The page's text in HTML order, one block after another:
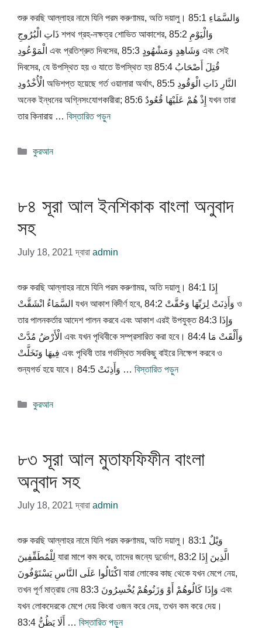
শুরু করছি আল্লাহর নামে যিনি পরম করুণাময়, অতি দয়ালু। 85:1 وَالسَّمَاءِ
ذَاتِ الْبُرُوجِ শপথ গ্রহ-নক্ষত্র শোভিত আকাশের, 85:2 وَالْيَوْمِ
الْمَوْعُودِ এবং প্রতিশ্রুত দিবসের, 85:3 وَشَاهِدٍ وَمَشْهُودٍ এবং সেই
দিবসের, যে উপস্থিত হয় ও যাতে উপস্থিত হয় 85:4 قُتِلَ أَصْحَابُ
الْأُخْدُودِ অভিশপ্ত হয়েছে গর্ত ওয়ালারা অর্থাৎ, 85:5 النَّارِ ذَاتِ الْوَقُودِ
অনেক ইন্ধনের অগ্নিসংযোগকারীরা; 85:6 إِذْ هُمْ عَلَيْهَا قُعُودٌ যখন তারা
তার কিনারায় … বিস্তারিত পড়ুন
বিভাগ
কুরআন
৮৪ সূরা আল ইনশিকাক বাংলা অনুবাদ
সহ
July 18, 2021 দ্বারা admin
শুরু করছি আল্লাহর নামে যিনি পরম করুণাময়, অতি দয়ালু। 84:1 إِذَا
السَّمَاءُ انْشَقَّتْ যখন আকাশ বিদীর্ণ হবে, 84:2 وَأَذِنَتْ لِرَبِّهَا وَحُقَّتْ ও
তার পালনকর্তার আদেশ পালন করবে এবং আকাশ এরই উপযুক্ত 84:3 وَإِذَا
الْأَرْضُ مُدَّتْ এবং যখন পৃথিবীকে সম্প্রসারিত করা হবে। 84:4 وَأَلْقَتْ مَا
فِيهَا وَتَخَلَّتْ এবং পৃথিবী তার গর্ভস্থিত সবকিছু বাইরে নিক্ষেপ করবে ও
শুন্যগর্ভ হয়ে যাবে। 84:5 وَأَذِنَتْ … বিস্তারিত পড়ুন
বিভাগ
কুরআন
৮৩ সূরা আল মুতাফফিফীন বাংলা
অনুবাদ সহ
July 18, 2021 দ্বারা admin
শুরু করছি আল্লাহর নামে যিনি পরম করুণাময়, অতি দয়ালু। 83:1 وَيْلٌ
لِلْمُطَفِّفِينَ যারা মাপে কম করে, তাদের জন্যে দুর্ভোগ, 83:2 الَّذِينَ إِذَا
اكْتَالُوا عَلَى النَّاسِ يَسْتَوْفُونَ যারা লোকের কাছ থেকে যখন মেপে নেয়,
তখন পূর্ণ মাত্রায় নেয় 83:3 وَإِذَا كَالُوهُمْ أَوْ وَزَنُوهُمْ يُخْسِرُونَ এবং
যখন লোকদেরকে মেপে দেয় কিংবা ওজন করে দেয়, তখন কম করে দেয়।
83:4 أَلَا يَظُنُّ … বিস্তারিত পড়ুন